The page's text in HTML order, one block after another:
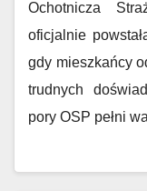
Ochotnicza
oficjalnie
gdy mieszkańcy
trudnych
pory OSP pełni